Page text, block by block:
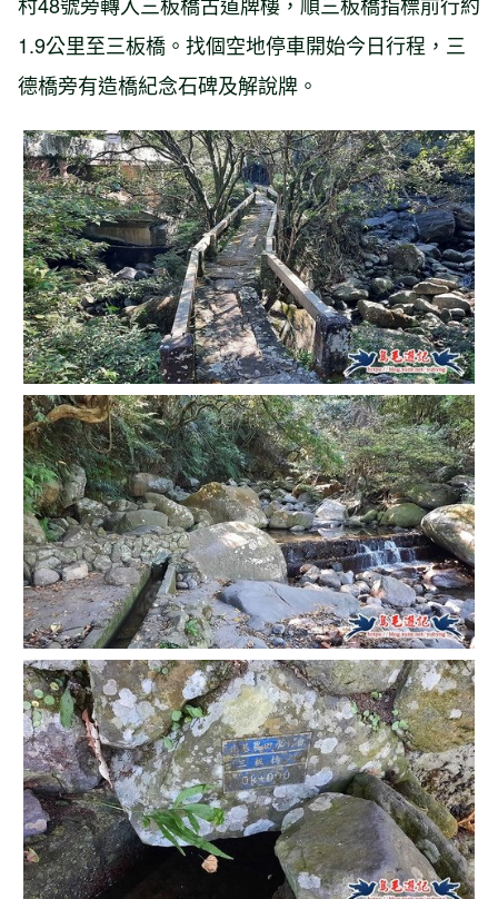
1.9公里至三板橋。找個空地停車開始今日行程，三
德橋旁有造橋紀念石碑及解說牌。